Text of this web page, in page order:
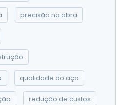
precisão na obra
qualidade do aço
redução de custos